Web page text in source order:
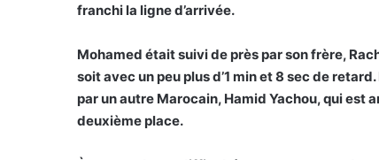
franchi la ligne d’arrivée.
Mohamed était suivi de près par son frère,
soit avec un peu plus d’1 min et 8 sec de
par un autre Marocain, Hamid Yachou, qui est
deuxième place.